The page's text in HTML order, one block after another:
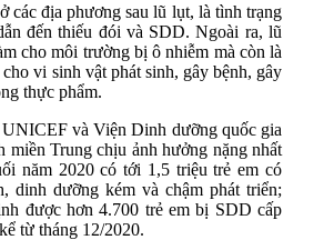
các địa phương sau lũ lụt, là tình trạng
đến thiếu đói và SDD. Ngoài ra, lũ
cho môi trường bị ô nhiễm mà còn là
vi sinh vật phát sinh, gây bệnh, gây
thực phẩm.
UNICEF và Viện Dinh dưỡng quốc gia
miền Trung chịu ảnh hưởng nặng nhất
năm 2020 có tới 1,5 triệu trẻ em có
dinh dưỡng kém và chậm phát triển;
được hơn 4.700 trẻ em bị SDD cấp
từ tháng 12/2020.